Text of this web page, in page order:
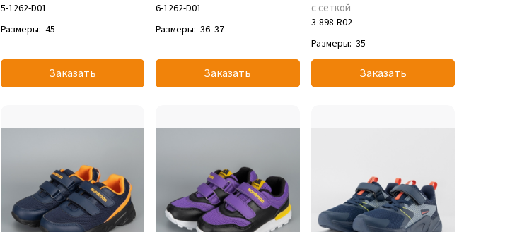
5-1262-D01
Размеры: 45
Заказать
6-1262-D01
Размеры: 36 37
Заказать
с сеткой
3-898-R02
Размеры: 35
Заказать